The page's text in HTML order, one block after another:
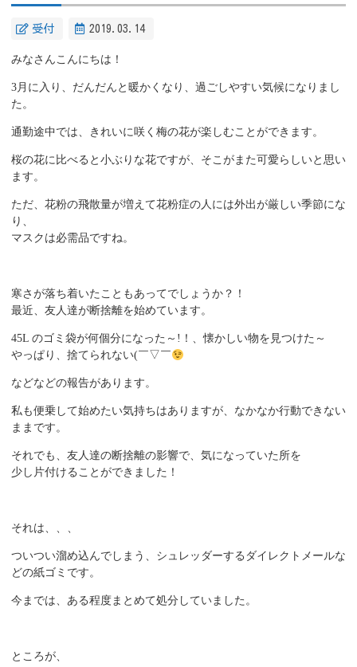
受付 2019.03.14
みなさんこんにちは！
3月に入り、だんだんと暖かくなり、過ごしやすい気候になりまし
た。
通勤途中では、きれいに咲く梅の花が楽しむことができます。
桜の花に比べると小ぶりな花ですが、そこがまた可愛らしいと思い
ます。
ただ、花粉の飛散量が増えて花粉症の人には外出が厳しい季節にな
り、
マスクは必需品ですね。
寒さが落ち着いたこともあってでしょうか？！
最近、友人達が断捨離を始めています。
45L のゴミ袋が何個分になった～!！、懐かしい物を見つけた～
やっぱり、捨てられない(￣ ▽ ￣
などなどの報告があります。
私も便乗して始めたい気持ちはありますが、なかなか行動できない
ままです。
それでも、友人達の断捨離の影響で、気になっていた所を
少し片付けることができました！
それは、、、
ついつい溜め込んでしまう、シュレッダーするダイレクトメールな
どの紙ゴミです。
今までは、ある程度まとめて処分していました。
ところが、